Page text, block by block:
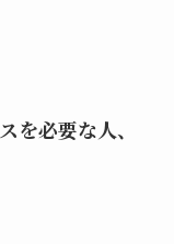
を必要な人、